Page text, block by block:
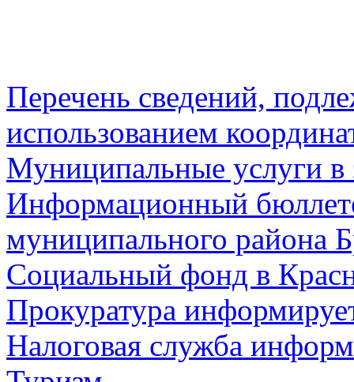
Перечень сведений,
использованием
Муниципальные услуги в
Информационный
муниципального района
Социальный фонд в
Прокуратура
Налоговая служба